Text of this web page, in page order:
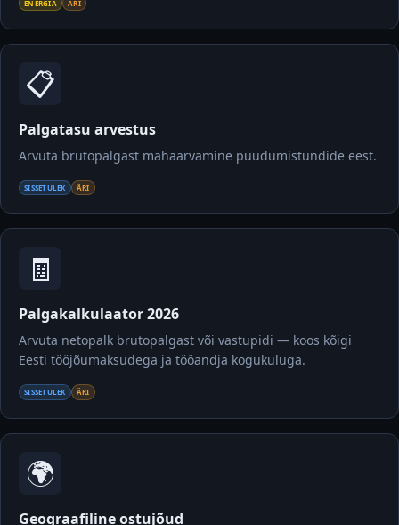
ENERGIA ÄRI
📋
Palgatasu arvestus
Arvuta brutopalgast mahaarvamine puudumistundide eest.
SISSETULEK ÄRI
🧾
Palgakalkulaator 2026
Arvuta netopalk brutopalgast või vastupidi — koos kõigi
Eesti tööjõumaksudega ja tööandja kogukuluga.
SISSETULEK ÄRI
🌍
Geograafiline ostujõud